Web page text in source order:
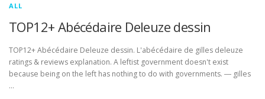
ALL
TOP12+ Abécédaire Deleuze dessin
TOP12+ Abécédaire Deleuze dessin. L'abécédaire de gilles deleuze
ratings & reviews explanation. A leftist government doesn't exist
because being on the left has nothing to do with governments. ― gilles
…